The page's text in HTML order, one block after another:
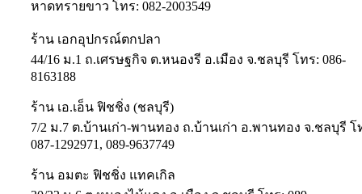
หาดทรายขาว โทร: 082-2003549
ร้าน เอกอุปกรณ์ตกปลา
44/16 ม.1 ถ.เศรษฐกิจ ต.หนองรี อ.เมือง จ.ชลบุรี โทร: 086-
8163188
ร้าน เอ.เอ็น ฟิชชิ่ง (ชลบุรี)
7/2 ม.7 ต.บ้านเก่า-พานทอง ถ.บ้านเก่า อ.พานทอง จ.ชลบุรี โ
087-1292971, 089-9637749
ร้าน อมตะ ฟิชชิ่ง แทคเกิล